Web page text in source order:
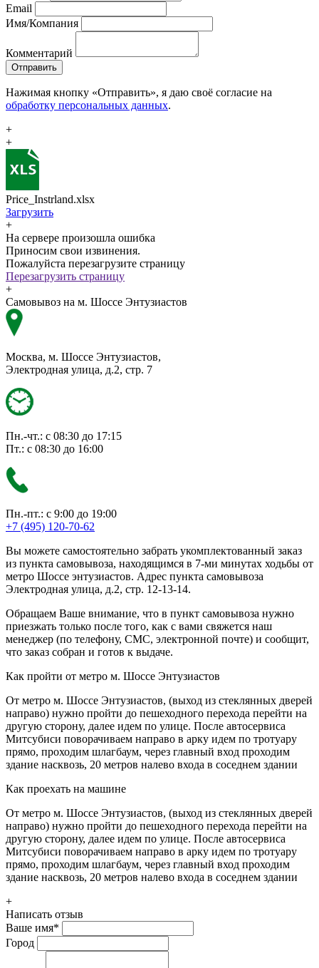
Email
Имя/Компания
Комментарий
Отправить
Нажимая кнопку «Отправить», я даю своё согласие на
обработку персональных данных.
+
+
Price_Instrland.xlsx
Загрузить
+
На сервере произошла ошибка
Приносим свои извинения.
Пожалуйста перезагрузите страницу
Перезагрузить страницу
+
Самовывоз на м. Шоссе Энтузиастов
Москва, м. Шоссе Энтузиастов,
Электродная улица, д.2, стр. 7
Пн.-чт.: с 08:30 до 17:15
Пт.: с 08:30 до 16:00
Пн.-пт.: с 9:00 до 19:00
+7 (495) 120-70-62
Вы можете самостоятельно забрать укомплектованный заказ
из пункта самовывоза, находящимся в 7-ми минутах ходьбы от
метро Шоссе энтузиастов. Адрес пункта самовывоза
Электродная улица, д.2, стр. 12-13-14.
Обращаем Ваше внимание, что в пункт самовывоза нужно
приезжать только после того, как с вами свяжется наш
менеджер (по телефону, СМС, электронной почте) и сообщит,
что заказ собран и готов к выдаче.
Как пройти от метро м. Шоссе Энтузиастов
От метро м. Шоссе Энтузиастов, (выход из стеклянных дверей
направо) нужно пройти до пешеходного перехода перейти на
другую сторону, далее идем по улице. После автосервиса
Митсубиси поворачиваем направо в арку идем по тротуару
прямо, проходим шлагбаум, через главный вход проходим
здание насквозь, 20 метров налево входа в соседнем здании
Как проехать на машине
От метро м. Шоссе Энтузиастов, (выход из стеклянных дверей
направо) нужно пройти до пешеходного перехода перейти на
другую сторону, далее идем по улице. После автосервиса
Митсубиси поворачиваем направо в арку идем по тротуару
прямо, проходим шлагбаум, через главный вход проходим
здание насквозь, 20 метров налево входа в соседнем здании
+
Написать отзыв
Ваше имя*
Город